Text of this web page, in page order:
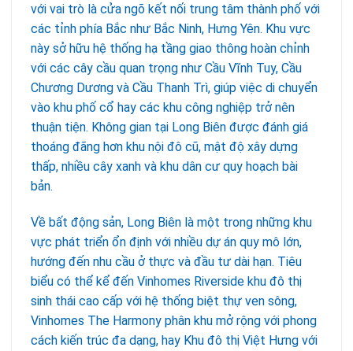
với vai trò là cửa ngõ kết nối trung tâm thành phố với
các tỉnh phía Bắc như Bắc Ninh, Hưng Yên. Khu vực
này sở hữu hệ thống hạ tầng giao thông hoàn chỉnh
với các cây cầu quan trọng như Cầu Vĩnh Tuy, Cầu
Chương Dương và Cầu Thanh Trì, giúp việc di chuyển
vào khu phố cổ hay các khu công nghiệp trở nên
thuận tiện. Không gian tại Long Biên được đánh giá
thoáng đãng hơn khu nội đô cũ, mật độ xây dựng
thấp, nhiều cây xanh và khu dân cư quy hoạch bài
bản.
Về bất động sản, Long Biên là một trong những khu
vực phát triển ổn định với nhiều dự án quy mô lớn,
hướng đến nhu cầu ở thực và đầu tư dài hạn. Tiêu
biểu có thể kể đến Vinhomes Riverside khu đô thị
sinh thái cao cấp với hệ thống biệt thự ven sông,
Vinhomes The Harmony phân khu mở rộng với phong
cách kiến trúc đa dạng, hay Khu đô thị Việt Hưng với